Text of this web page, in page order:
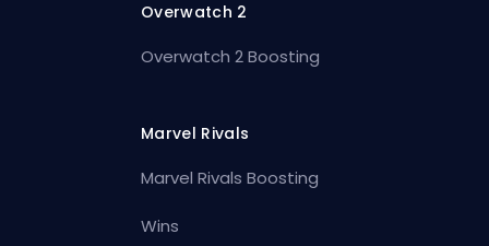
Overwatch 2
Overwatch 2 Boosting
Marvel Rivals
Marvel Rivals Boosting
Wins